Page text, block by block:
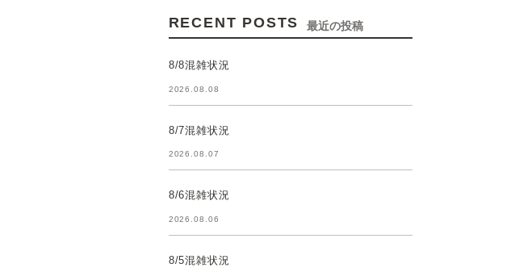
RECENT POSTS 最近の投稿
8/8混雑状況
2026.08.08
8/7混雑状況
2026.08.07
8/6混雑状況
2026.08.06
8/5混雑状況